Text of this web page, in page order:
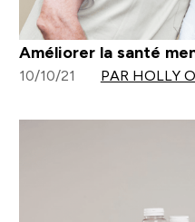
Améliorer la santé
10/10/21 PAR HOLLY